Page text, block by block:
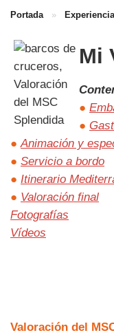
Portada »
Mi
●
●
● Animación y
● Servicio a bordo
● Itinerario
● Valoración final
Fotografías
Vídeos
Valoración del